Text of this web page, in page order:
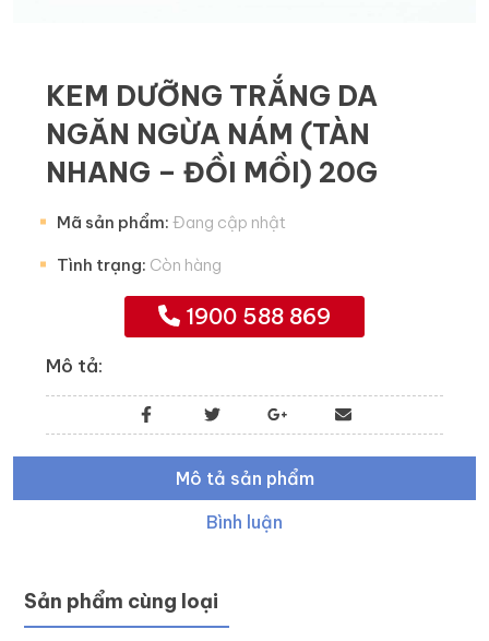
KEM DƯỠNG TRẮNG DA
NGĂN NGỪA NÁM (TÀN
NHANG – ĐỒI MỒI) 20G
Mã sản phẩm: Đang cập nhật
Tình trạng: Còn hàng
1900 588 869
Mô tả:
Mô tả sản phẩm
Bình luận
Sản phẩm cùng loại